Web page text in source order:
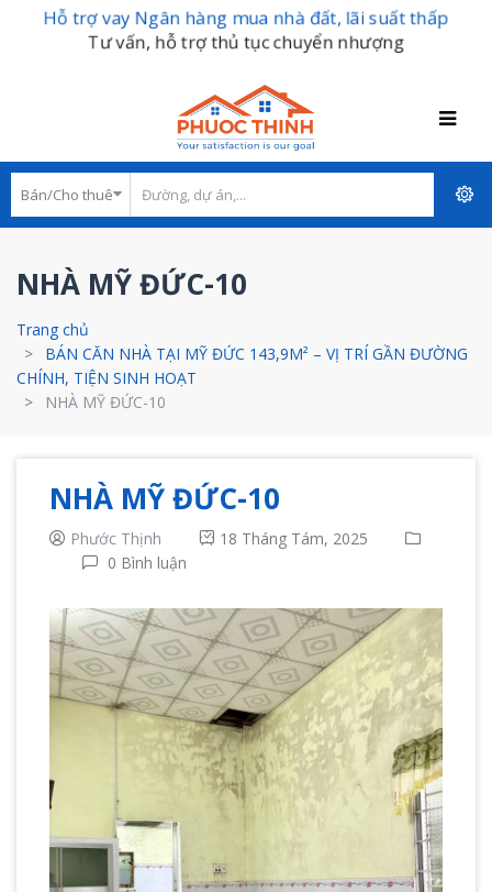
Hỗ trợ vay Ngân hàng mua nhà đất, lãi suất thấp
Tư vấn, hỗ trợ thủ tục chuyển nhượng
NHÀ MỸ ĐỨC-10
Trang chủ
BÁN CĂN NHÀ TẠI MỸ ĐỨC 143,9M² – VỊ TRÍ GẦN ĐƯỜNG
CHÍNH, TIỆN SINH HOẠT
NHÀ MỸ ĐỨC-10
NHÀ MỸ ĐỨC-10
Phước Thịnh
18 Tháng Tám, 2025
0 Bình luận